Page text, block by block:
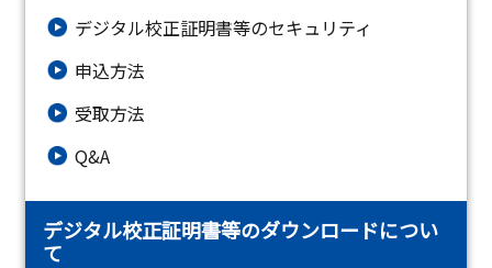
デジタル校正証明書等のセキュリティ
申込方法
受取方法
Q&A
デジタル校正証明書等のダウンロードについ
て